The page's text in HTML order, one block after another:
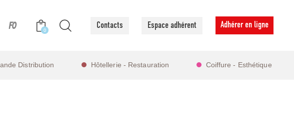
0 Contacts Espace adhérent Adhérer en ligne
Distribution Hôtellerie - Restauration Coiffure - Esthétique